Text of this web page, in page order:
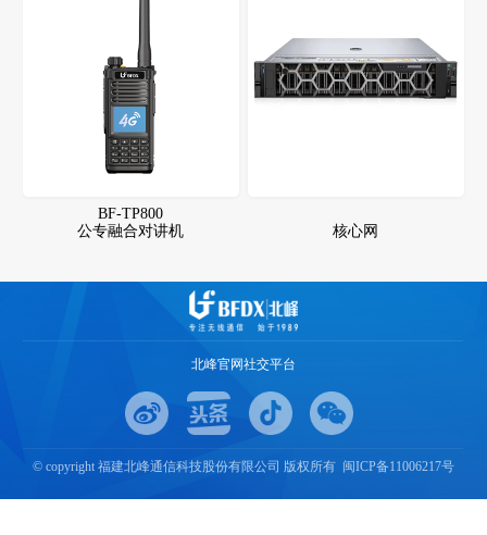
BF-TP800
公专融合对讲机
核心网
北峰官网社交平台
© copyright 福建北峰通信科技股份有限公司 版权所有 闽ICP备11006217号